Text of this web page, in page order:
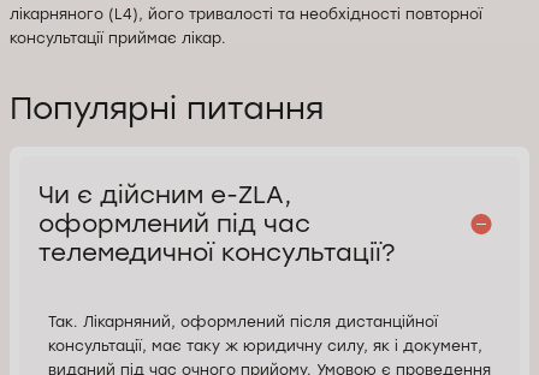
лікарняного (L4), його тривалості та необхідності повторної
консультації приймає лікар.
Популярні питання
Чи є дійсним e-ZLA,
оформлений під час
телемедичної консультації?
Так. Лікарняний, оформлений після дистанційної
консультації, має таку ж юридичну силу, як і документ,
виданий під час очного прийому. Умовою є проведення